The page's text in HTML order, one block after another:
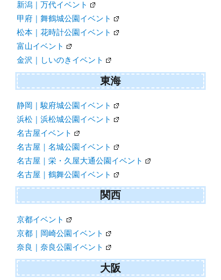
新潟｜万代イベント
甲府｜舞鶴城公園イベント
松本｜花時計公園イベント
富山イベント
金沢｜しいのきイベント
東海
静岡｜駿府城公園イベント
浜松｜浜松城公園イベント
名古屋イベント
名古屋｜名城公園イベント
名古屋｜栄・久屋大通公園イベント
名古屋｜鶴舞公園イベント
関西
京都イベント
京都｜岡崎公園イベント
奈良｜奈良公園イベント
大阪